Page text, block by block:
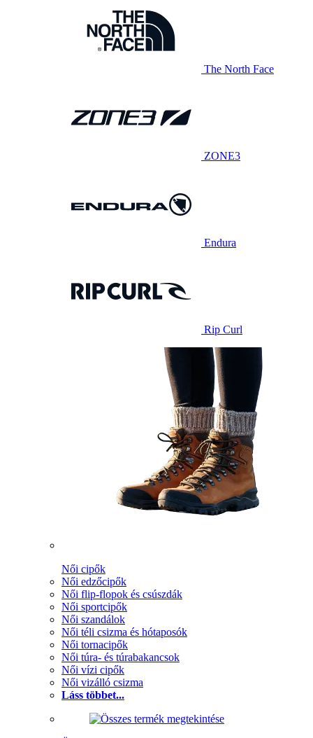
The North Face
ZONE3
Endura
Rip Curl
Női cipők
Női edzőcipők
Női flip-flopok és csúszdák
Női sportcipők
Női szandálok
Női téli csizma és hótaposók
Női tornacipők
Női túra- és túrabakancsok
Női vízi cipők
Női vizálló csizma
Láss többet...